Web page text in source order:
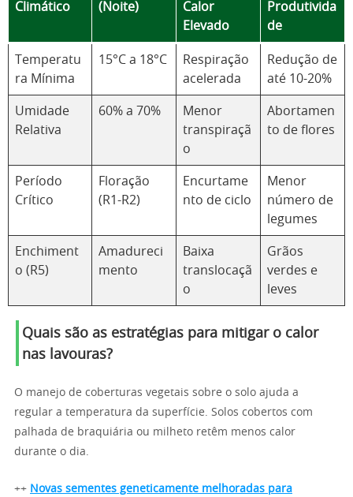
Climático
(Noite)
Calor
Elevado
Produtivida
de
Temperatu
ra Mínima
15°C a 18°C
Respiração
acelerada
Redução de
até 10-20%
Umidade
Relativa
60% a 70%
Menor
transpiraçã
o
Abortamen
to de flores
Período
Crítico
Floração
(R1-R2)
Encurtame
nto de ciclo
Menor
número de
legumes
Enchiment
o (R5)
Amadureci
mento
Baixa
translocaçã
o
Grãos
verdes e
leves
Quais são as estratégias para mitigar o calor
nas lavouras?
O manejo de coberturas vegetais sobre o solo ajuda a
regular a temperatura da superfície. Solos cobertos com
palhada de braquiária ou milheto retêm menos calor
durante o dia.
++ Novas sementes geneticamente melhoradas para